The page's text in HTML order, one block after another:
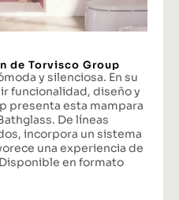
de Torvisco Group
y silenciosa. En su
funcionalidad, diseño y
presenta esta mampara
De líneas
incorpora un sistema
una experiencia de
en formato